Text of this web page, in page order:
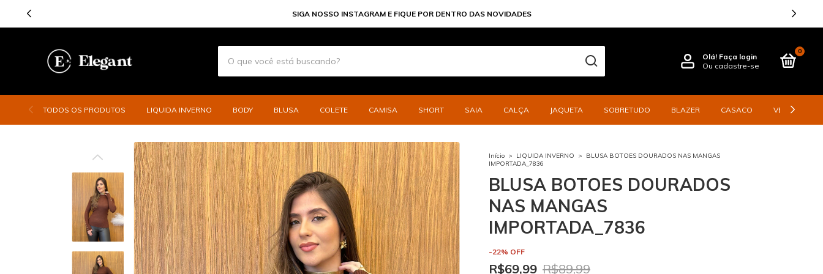
PARCELE SUAS COMPRAS EM ATE 6X
Olá! Faça login
Ou cadastre-se
0
TODOS OS PRODUTOS LIQUIDA INVERNO BODY BLUSA COLETE CAMISA SHORT SAIA CALÇA JAQUETA SOBRETUDO BLAZER CASACO VESTIDO
Início > LIQUIDA INVERNO >
BLUSA BOTOES DOURADOS NAS MANGAS
IMPORTADA_7836
BLUSA BOTOES DOURADOS
NAS MANGAS
IMPORTADA_7836
-22% OFF
R$69,99 R$89,99